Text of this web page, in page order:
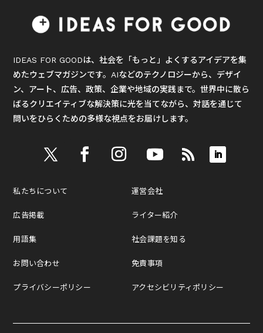
IDEAS FOR GOODは、社会を「もっと」よくするアイデアを集
めたウェブマガジンです。AIなどのテクノロジーから、デザイ
ン、アート、広告、政策、企業や地域の実践まで。世界中に散ら
ばるクリエイティブな解決策に光を当てながら、対話を通じて
問いをひらくための多様な視点をお届けします。
私たちについて
広告掲載
用語集
お問い合わせ
プライバシーポリシー
運営会社
ライター紹介
社会課題を知る
免責事項
アクセシビリティポリシー